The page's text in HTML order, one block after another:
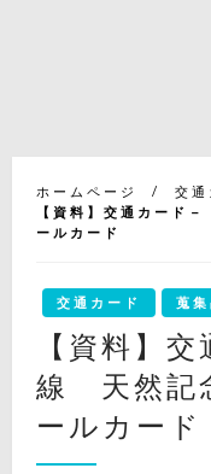
ホームページ
交通
【資料】交通カード
ールカード
交通カード 蒐集
【資料】
線 天然記
ールカード